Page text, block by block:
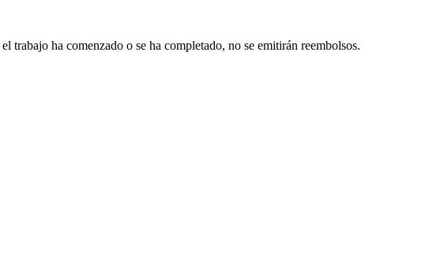
ha comenzado o se ha completado, no se emitirán reembolsos.